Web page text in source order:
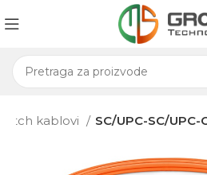
kablovi SC/UPC-SC/